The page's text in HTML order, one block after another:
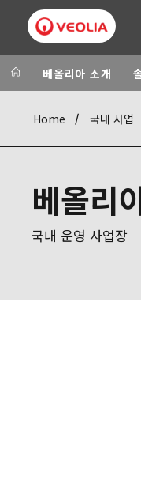
Veolia Group
CAMPUS
FOUNDATION
베올리아 소개
Home 국내 사업
베올리
국내 운영 사업장